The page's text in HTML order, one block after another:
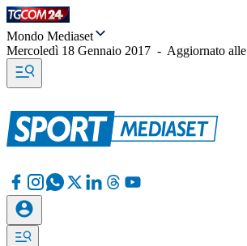
Mondo Mediaset
Mercoledì 18 Gennaio 2017 - Aggiornato alle